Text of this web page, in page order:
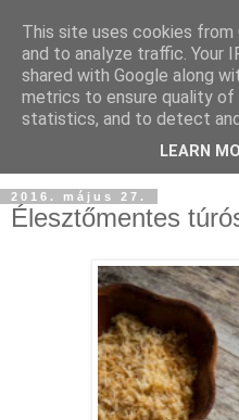
2016. május 27.
Élesztőmentes
This site uses cookies
and to analyze traffic. Your
shared with Google along
metrics to ensure quality of
statistics, and to detect
LEARN